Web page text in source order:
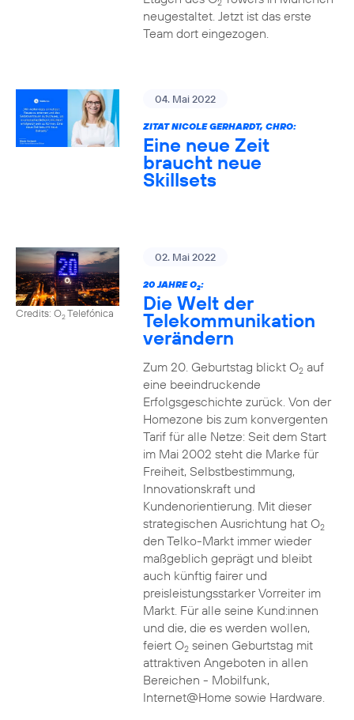
2
neugestaltet. Jetzt ist das erste
Team dort eingezogen.
04. Mai 2022
ZITAT NICOLE GERHARDT, CHRO:
Eine neue Zeit
braucht neue
Skillsets
Credits: O2Telefónica
02. Mai 2022
20 JAHRE O2:
Die Welt der
Telekommunikation
verändern
Zum 20. Geburtstag blickt O2auf
eine beeindruckende
Erfolgsgeschichte zurück. Von der
Homezone bis zum konvergenten
Tarif für alle Netze: Seit dem Start
im Mai 2002 steht die Marke für
Freiheit, Selbstbestimmung,
Innovationskraft und
Kundenorientierung. Mit dieser
strategischen Ausrichtung hat O2
den Telko-Markt immer wieder
maßgeblich geprägt und bleibt
auch künftig fairer und
preisleistungsstarker Vorreiter im
Markt. Für alle seine Kund:innen
und die, die es werden wollen,
feiert O2seinen Geburtstag mit
attraktiven Angeboten in allen
Bereichen - Mobilfunk,
Internet@Home sowie Hardware.